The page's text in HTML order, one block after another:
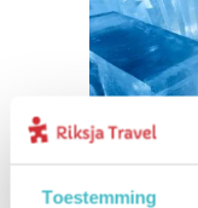
Toestemming